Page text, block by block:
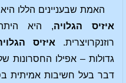
האמת שבעניינים הללו
איזיס הגלויה, היא
רוזנקרויצרית. איזיס
גדולות – אפילו החסרונות
דבר בעל חשיבות אמיתית